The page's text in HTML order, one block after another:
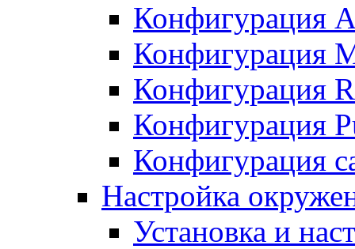
Конфигурация
Конфигурация
Конфигурация
Конфигурация
Конфигурация
Настройка
Установка и